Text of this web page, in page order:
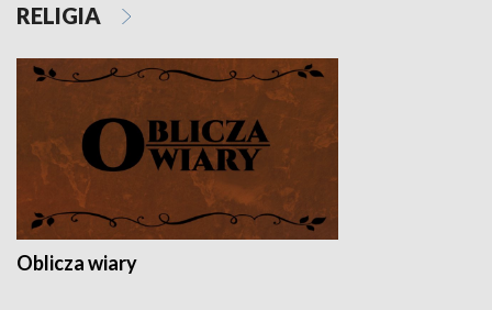
RELIGIA
Oblicza wiary